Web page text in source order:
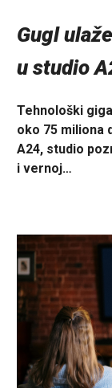
Gugl
u studio
Tehnološki
oko 75 miliona
A24, studio
i vernoj…